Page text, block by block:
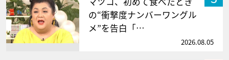
の“衝撃度ナンバーワングル
メ”を告白「…
2026.08.05